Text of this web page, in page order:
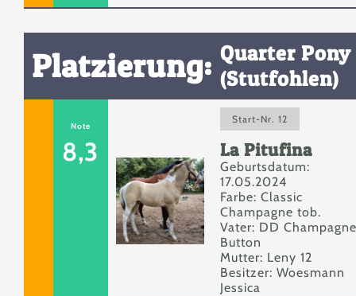
Platzierung: Quarter Pony
(Stutfohlen)
Note
8,3
Start-Nr. 12
La Pitufina
Geburtsdatum:
17.05.2024
Farbe: Classic
Champagne tob.
Vater: DD Champagne
Button
Mutter: Leny 12
Besitzer: Woesmann
Jessica